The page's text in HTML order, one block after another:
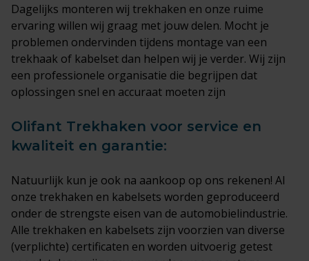
Dagelijks monteren wij trekhaken en onze ruime
ervaring willen wij graag met jouw delen. Mocht je
problemen ondervinden tijdens montage van een
trekhaak of kabelset dan helpen wij je verder. Wij zijn
een professionele organisatie die begrijpen dat
oplossingen snel en accuraat moeten zijn
Olifant Trekhaken voor service en
kwaliteit en garantie:
Natuurlijk kun je ook na aankoop op ons rekenen! Al
onze trekhaken en kabelsets worden geproduceerd
onder de strengste eisen van de automobielindustrie.
Alle trekhaken en kabelsets zijn voorzien van diverse
(verplichte) certificaten en worden uitvoerig getest